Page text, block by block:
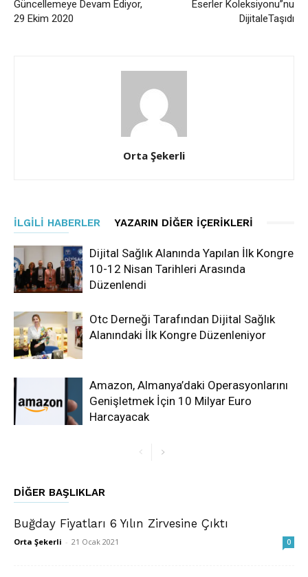
Güncellemeye Devam Ediyor,
29 Ekim 2020
Eserler Koleksiyonu”nu
DijitaleTaşıdı
Orta Şekerli
İLGILI HABERLER YAZARIN DIĞER İÇERIKLERI
Dijital Sağlık Alanında Yapılan İlk Kongre
10-12 Nisan Tarihleri Arasında
Düzenlendi
Otc Derneği Tarafından Dijital Sağlık
Alanındaki İlk Kongre Düzenleniyor
Amazon, Almanya’daki Operasyonlarını
Genişletmek İçin 10 Milyar Euro
Harcayacak
DIĞER BAŞLIKLAR
Buğday Fiyatları 6 Yılın Zirvesine Çıktı
Orta Şekerli - 21 Ocak 2021 0